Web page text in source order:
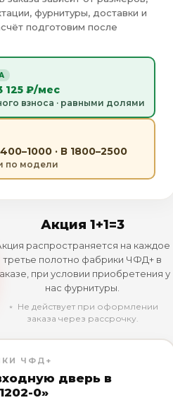
фурнитуры, доставки и
подготовим после
125 ₽/мес
взноса · равными долями
· В 1800–2500
по модели
Акция 1+1=3
распространяется на каждое
третье полотно фабрики ЧФД+ в
при условии приобретения у
нас фурнитуры.
﹡ Не действует при оформлении
заказа через рассрочку.
ЧФД+
дверь в
0»